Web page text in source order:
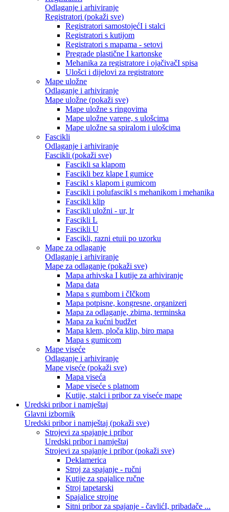
Odlaganje i arhiviranje
Registratori (pokaži sve)
Registratori samostojećI i stalci
Registratori s kutijom
Registratori s mapama - setovi
Pregrade plastične I kartonske
Mehanika za registratore i ojačivačI spisa
Ulošci i dijelovi za registratore
Mape uložne
Odlaganje i arhiviranje
Mape uložne (pokaži sve)
Mape uložne s ringovima
Mape uložne varene, s ulošcima
Mape uložne sa spiralom i ulošcima
Fascikli
Odlaganje i arhiviranje
Fascikli (pokaži sve)
Fascikli sa klapom
Fascikli bez klape I gumice
Fascikl s klapom i gumicom
Fascikli i polufascikl s mehanikom i mehanika
Fascikli klip
Fascikli uložni - ur, lr
Fascikli L
Fascikli U
Fascikli, razni etuii po uzorku
Mape za odlaganje
Odlaganje i arhiviranje
Mape za odlaganje (pokaži sve)
Mapa arhivska I kutije za arhiviranje
Mapa data
Mapa s gumbom i čIčkom
Mapa potpisne, kongresne, organizeri
Mapa za odlaganje, zbirna, terminska
Mapa za kućni budžet
Mapa klem, ploča klip, biro mapa
Mapa s gumicom
Mape viseće
Odlaganje i arhiviranje
Mape viseće (pokaži sve)
Mapa viseća
Mape viseće s platnom
Kutije, stalci i pribor za viseće mape
Uredski pribor i namještaj
Glavni izbornik
Uredski pribor i namještaj (pokaži sve)
Strojevi za spajanje i pribor
Uredski pribor i namještaj
Strojevi za spajanje i pribor (pokaži sve)
Deklamerica
Stroj za spajanje - ručni
Kutije za spajalice ručne
Stroj tapetarski
Spajalice strojne
Sitni pribor za spajanje - čavlićI, pribadače ...